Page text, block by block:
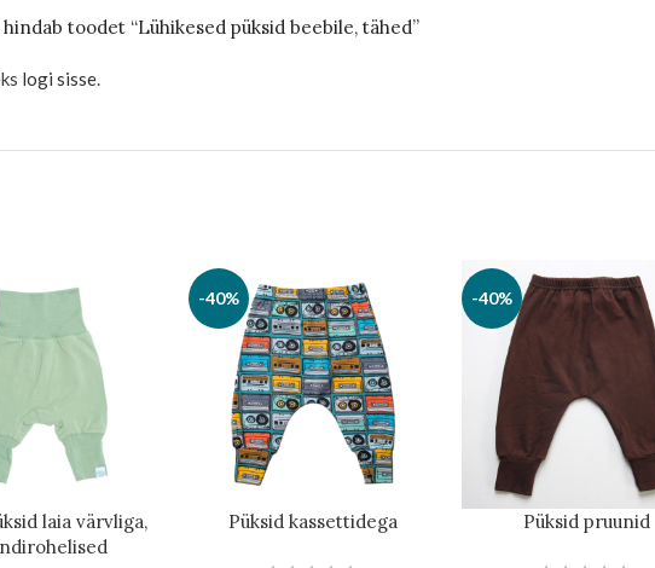
Pükste kangas koosneb 85% puuvillast ja
kestavad mitu kandmiskorda ja pesukorda,
Tähemustriga püksid muudavad
Pikendatud sääreosa pakub lisakaitset
samas kui elastne vöö tagab pükste
Püksid sobivad suurepäraselt koduseks
mänguväljakule minnes. Materjal on
püksid säilitavad oma pehmuse ja
Lühikesed püksid beebile tähemustriga on
sääreosaga põlvekaitseks ning elastaani
toodet “Lühikesed püksid beebile, tähed”
logi sisse.
laia värvliga,
-40%
Püksid kassettidega
-40%
Püksid pruunid